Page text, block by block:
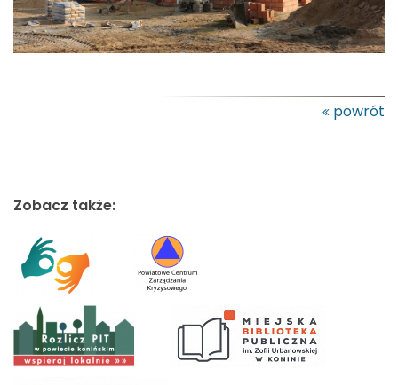
powrót
Zobacz także: